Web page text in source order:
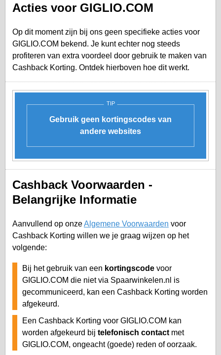
Acties voor GIGLIO.COM
Op dit moment zijn bij ons geen specifieke acties voor
GIGLIO.COM bekend. Je kunt echter nog steeds
profiteren van extra voordeel door gebruik te maken van
Cashback Korting. Ontdek hierboven hoe dit werkt.
TIP
Gebruik geen kortingscodes van
andere websites
Cashback Voorwaarden -
Belangrijke Informatie
Aanvullend op onzeAlgemene Voorwaarden voor
Cashback Korting willen we je graag wijzen op het
volgende:
Bij het gebruik van een kortingscode voor
GIGLIO.COM die niet via Spaarwinkelen.nl is
gecommuniceerd, kan een Cashback Korting worden
afgekeurd.
Een Cashback Korting voor GIGLIO.COM kan
worden afgekeurd bij telefonisch contact met
GIGLIO.COM, ongeacht (goede) reden of oorzaak.